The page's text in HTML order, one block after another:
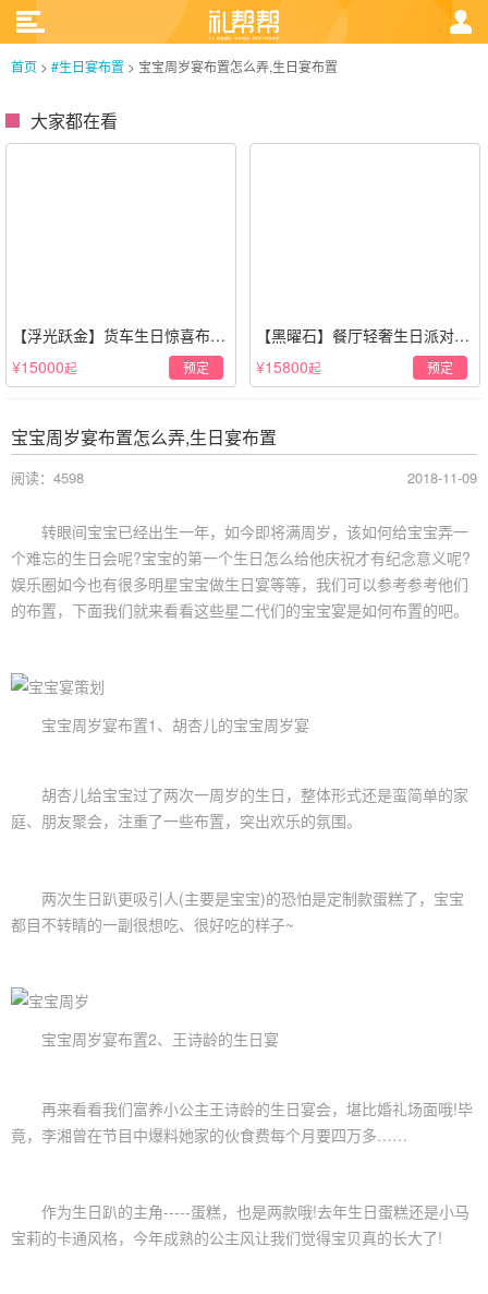
首页 > #生日宴布置 > 宝宝周岁宴布置怎么弄,生日宴布置
大家都在看
【浮光跃金】货车生日惊喜布置
·经典白色系
¥15000起 预定
【黑曜石】餐厅轻奢生日派对策
划·黑金风格
¥15800起 预定
宝宝周岁宴布置怎么弄,生日宴布置
阅读：4598 2018-11-09
转眼间宝宝已经出生一年，如今即将满周岁，该如何给宝宝弄一
个难忘的生日会呢?宝宝的第一个生日怎么给他庆祝才有纪念意义呢?
娱乐圈如今也有很多明星宝宝做生日宴等等，我们可以参考参考他们
的布置，下面我们就来看看这些星二代们的宝宝宴是如何布置的吧。
宝宝周岁宴布置1、胡杏儿的宝宝周岁宴
胡杏儿给宝宝过了两次一周岁的生日，整体形式还是蛮简单的家
庭、朋友聚会，注重了一些布置，突出欢乐的氛围。
两次生日趴更吸引人(主要是宝宝)的恐怕是定制款蛋糕了，宝宝
都目不转睛的一副很想吃、很好吃的样子~
宝宝周岁宴布置2、王诗龄的生日宴
再来看看我们富养小公主王诗龄的生日宴会，堪比婚礼场面哦!毕
竟，李湘曾在节目中爆料她家的伙食费每个月要四万多……
作为生日趴的主角-----蛋糕，也是两款哦!去年生日蛋糕还是小马
宝莉的卡通风格，今年成熟的公主风让我们觉得宝贝真的长大了!